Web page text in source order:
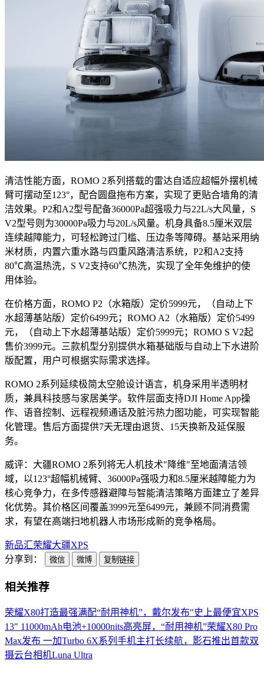
清洁性能方面，ROMO 2系列搭载的雷达自适应超幅外摆机械
臂可摆动至123°，配合圆盘拖布方案，实现了更贴合墙角的清
洁效果。P2和A2型号配备36000Pa超强吸力与22L/s大风量，S
V2型号则为30000Pa吸力与20L/s风量。机身具备8.5厘米双层
连续越障能力，可轻松跨过门槛、压边条等障碍。基站采用纳
米材质，内置六重水路与四重风路清洁系统，P2和A2支持
80℃高温热洗，S V2支持60℃热洗，实现了全年免维护的使
用体验。
在价格方面，ROMO P2（水箱版）定价5999元，（自动上下
水超薄基站版）定价6499元；ROMO A2（水箱版）定价5499
元，（自动上下水超薄基站版）定价5999元；ROMO S V2起
售价3999元。三款机型分别提供水箱基础版与自动上下水进阶
版配置，用户可根据实际需求选择。
ROMO 2系列延续极简太空舱设计语言，机身采用半透明材
质，兼具科技感与家居美学。软件层面支持DJI Home App操
作、语音控制、远程视频通话及脏污热力图功能，可实现智能
化管理。售后方面提供7天无理由退货、15天换新及延保服
务。
威评：大疆ROMO 2系列将无人机技术"降维"至地面清洁领
域，以123°超幅机械臂、36000Pa强吸力和8.5厘米越障能力为
核心竞争力，在多传感器避障与智能清洁策略方面建立了差异
化优势。其价格区间覆盖3999元至6499元，兼顾不同消费需
求，有望在高端扫地机器人市场形成新的竞争格局。
新品汇荣耀大疆XPS
分享到：
微信 微博 复制链接
相关推荐
荣耀X80打造最强满配“耐用神机”，戴尔发布"史上最便宜XPS
13" 11000mAh电池+10000nits高亮屏，“耐用神机”荣耀X80 Pro
Max发布 一加Turbo 6X系列手机主打长续航，影石推出首款双
摄云台相机Luna Ultra